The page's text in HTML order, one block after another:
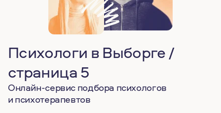
Психологи в Выборге /
страница 5
Онлайн-сервис подбора психологов
и психотерапевтов